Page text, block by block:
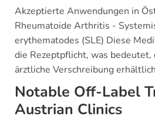
Akzeptierte Anwendungen in
Rheumatoide Arthritis -
erythematodes (SLE) Diese
die Rezeptpflicht, was bedeutet,
ärztliche Verschreibung
Notable Off-Label
Austrian Clinics